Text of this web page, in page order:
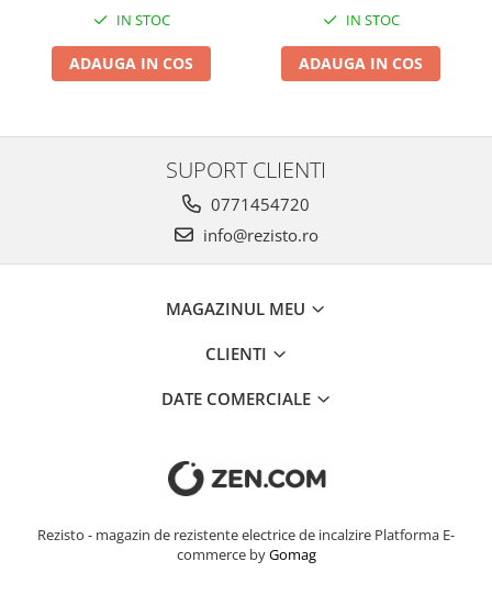
IN STOC
ADAUGA IN COS
IN STOC
ADAUGA IN COS
SUPORT CLIENTI
0771454720
info@rezisto.ro
MAGAZINUL MEU
CLIENTI
DATE COMERCIALE
Rezisto - magazin de rezistente electrice de incalzire Platforma E-
commerce byGomag